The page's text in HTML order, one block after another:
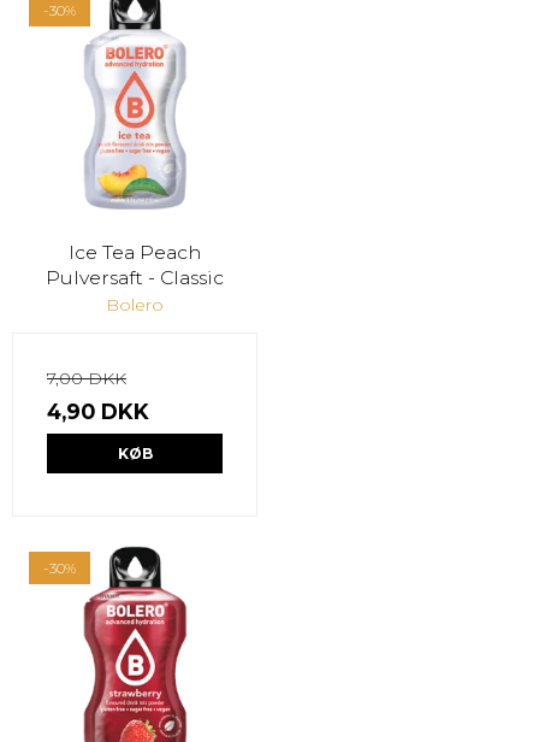
-30%
Ice Tea Peach
Pulversaft - Classic
Bolero
7,00 DKK
4,90 DKK
KØB
-30%